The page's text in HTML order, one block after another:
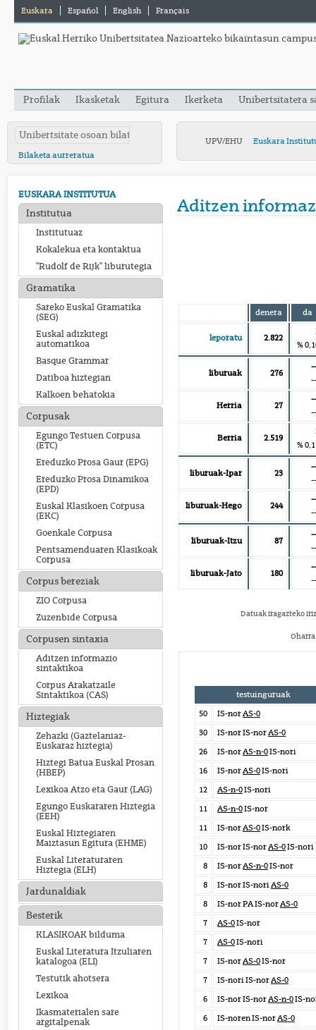
Euskara Español English Français
Profilak Ikasketak Egitura Ikerketa Unibertsitatera
Bilaketa aurreratua
UPV/EHU Euskara
EUSKARA INSTITUTUA
Institutua
Institutuaz
Kokalekua eta kontaktua
"Rudolf de Rijk" liburutegia
Gramatika
Sareko Euskal Gramatika
(SEG)
Euskal adizkitegi
automatikoa
Basque Grammar
Datiboa hiztegian
Kalkoen behatokia
Corpusak
Egungo Testuen Corpusa
(ETC)
Ereduzko Prosa Gaur (EPG)
Ereduzko Prosa Dinamikoa
(EPD)
Euskal Klasikoen Corpusa
(EKC)
Goenkale Corpusa
Pentsamenduaren Klasikoak
Corpusa
Corpus bereziak
ZIO Corpusa
Zuzenbide Corpusa
Corpusen sintaxia
Aditzen informazio
sintaktikoa
Corpus Arakatzaile
Sintaktikoa (CAS)
Hiztegiak
Zehazki (Gaztelaniaz-
Euskaraz hiztegia)
Hiztegi Batua Euskal Prosan
(HBEP)
Lexikoa Atzo eta Gaur (LAG)
Egungo Euskararen Hiztegia
(EEH)
Euskal Hiztegiaren
Maiztasun Egitura (EHME)
Euskal Literaturaren
Hiztegia (ELH)
Jardunaldiak
Besterik
KLASIKOAK bilduma
Euskal Literatura Itzuliaren
katalogoa (ELI)
Testutik ahotsera
Lexikoa
Ikasmaterialen sare
argitalpenak
Aditzen
denera da
leporatu 2.822
%
liburuak 276
Herria 27
Berria 2.519
%
liburuak-Ipar 23
liburuak-Hego 244
liburuak-Itzu 87
liburuak-Jato 180
Datuak iragazteko
testuinguruak
50
IS-norAS-0
30
IS-nor IS-norAS-0
26
IS-norAS-n-0IS-nori
16
IS-norAS-0IS-nori
12
AS-n-0IS-nori
11
AS-n-0IS-nor
11
IS-norAS-0IS-nork
10
IS-nor IS-norAS-0IS-nori
8
IS-norAS-n-0IS-nor
8
IS-nor IS-noriAS-0
8
IS-nor PA IS-norAS-0
7
AS-0IS-nor
7
AS-0IS-nori
7
IS-norAS-0IS-nor
7
IS-nori IS-norAS-0
6
IS-nor IS-norAS-n-0IS-
6
IS-noren IS-norAS-0